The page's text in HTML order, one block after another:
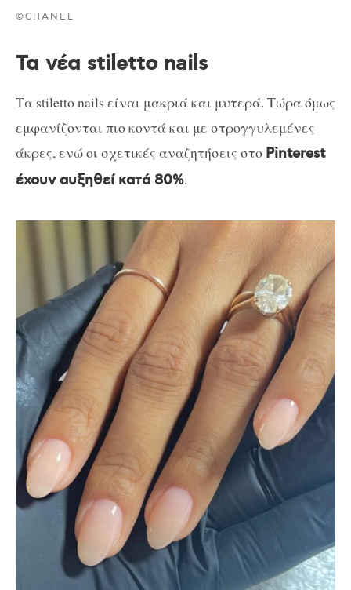
©CHANEL
Τα νέα stiletto nails
Τα stiletto nails είναι μακριά και μυτερά. Τώρα όμως
εμφανίζονται πιο κοντά και με στρογγυλεμένες
άκρες, ενώ οι σχετικές αναζητήσεις στο Pinterest
έχουν αυξηθεί κατά 80%.